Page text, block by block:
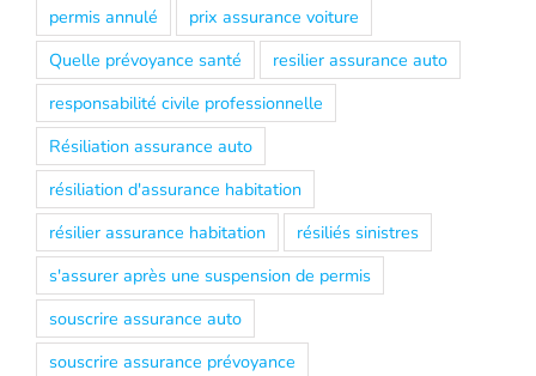
permis annulé
prix assurance voiture
Quelle prévoyance santé
resilier assurance auto
responsabilité civile professionnelle
Résiliation assurance auto
résiliation d'assurance habitation
résilier assurance habitation
résiliés sinistres
s'assurer après une suspension de permis
souscrire assurance auto
souscrire assurance prévoyance